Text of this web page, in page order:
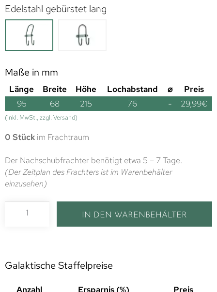
Edelstahl gebürstet lang
Maße in mm
Länge Breite Höhe Lochabstand ⌀
Preis
95
68 215 76 - 29,99€
(inkl. MwSt., zzgl. Versand)
0 Stück im Frachtraum
Der Nachschubfrachter benötigt etwa 5 – 7 Tage.
(Der Zeitplan des Frachters ist im Warenbehälter
einzusehen)
IN DEN WARENBEHÄLTER
Galaktische Staffelpreise
Anzahl Ersparnis (%)
Preis